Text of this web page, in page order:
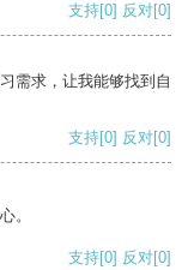
支持[0] 反对[0]
需求，让我能够找到自
支持[0] 反对[0]
。
支持[0] 反对[0]